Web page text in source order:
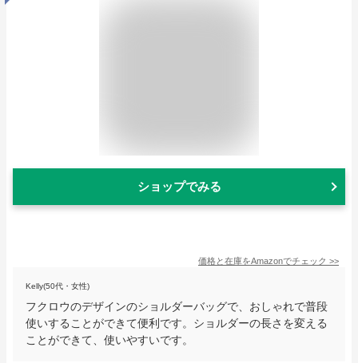
ショップでみる
価格と在庫をAmazonでチェック >>
Kelly(50代・女性)
フクロウのデザインのショルダーバッグで、おしゃれで普段
使いすることができて便利です。ショルダーの長さを変える
ことができて、使いやすいです。